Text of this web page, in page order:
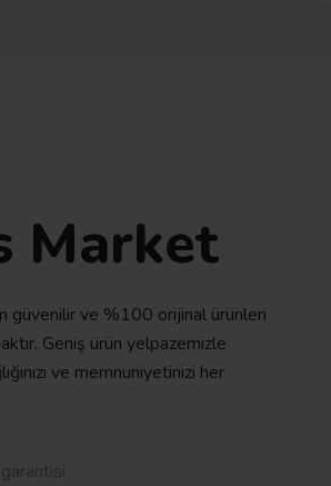
Market
güvenilir ve %100 orijinal ürünleri
Geniş ürün yelpazemizle
ve memnuniyetinizi her